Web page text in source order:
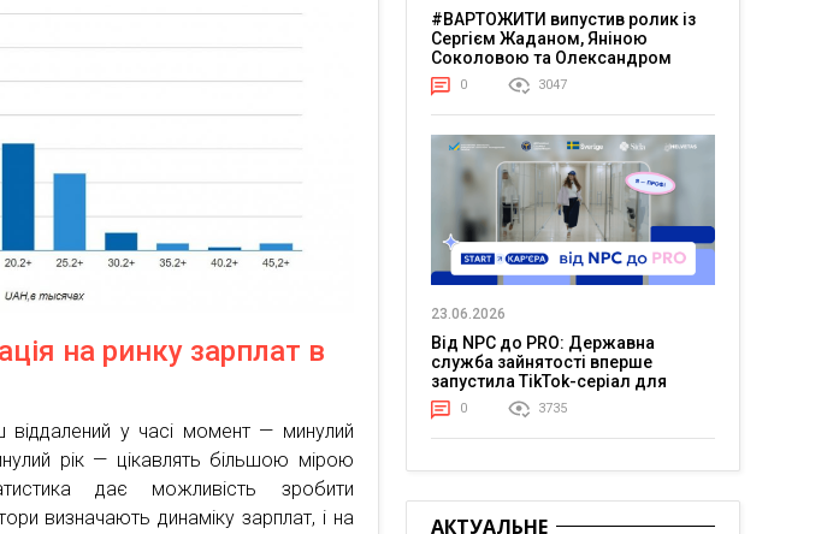
на ринку зарплат в
у часі момент — минулий
рік — цікавлять більшою мірою
дає можливість зробити
визначають динаміку зарплат, і на
#ВАРТОЖИТИ випустив ролик із
Сергієм Жаданом, Яніною
Соколовою та Олександром
Тереном про життя в постійній
напрузі
0 3047
23.06.2026
Від NPC до PRO: Державна
служба зайнятості вперше
запустила TikTok-серіал для
молоді
0 3735
АКТУАЛЬНЕ